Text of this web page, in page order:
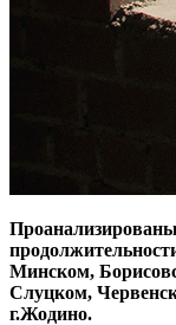
Минском,
Слуцком,
г.Жодино.